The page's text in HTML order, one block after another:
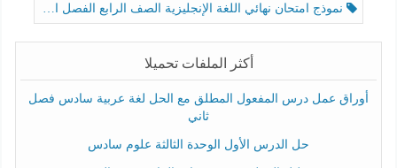
نموذج امتحان نهائي اللغة الإنجليزية الصف الرابع الفصل الثالث
أكثر الملفات تحميلا
أوراق عمل درس المفعول المطلق مع الحل لغة عربية سادس فصل
ثاني
حل الدرس الأول الوحدة الثالثة علوم سادس